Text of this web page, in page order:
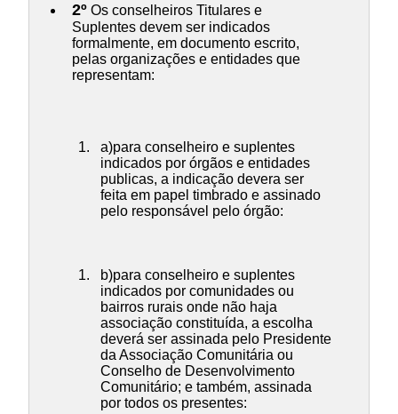
2º Os conselheiros Titulares e
Suplentes devem ser indicados
formalmente, em documento escrito,
pelas organizações e entidades que
representam:
a)para conselheiro e suplentes
indicados por órgãos e entidades
publicas, a indicação devera ser
feita em papel timbrado e assinado
pelo responsável pelo órgão:
b)para conselheiro e suplentes
indicados por comunidades ou
bairros rurais onde não haja
associação constituída, a escolha
deverá ser assinada pelo Presidente
da Associação Comunitária ou
Conselho de Desenvolvimento
Comunitário; e também, assinada
por todos os presentes: